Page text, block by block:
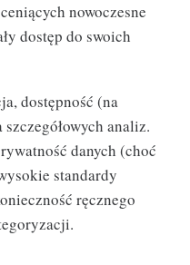
nowoczesne
dostęp do swoich
dostępność (na
analiz.
danych (choć
standardy
ręcznego